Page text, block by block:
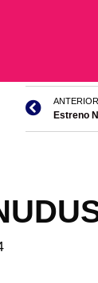
ANTERIOR
Estreno